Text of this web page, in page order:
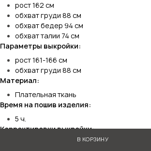
В КОРЗИНУ
рост 162 см
обхват груди 88 см
обхват бедер 94 см
обхват талии 74 см
Параметры выкройки:
рост 161-166 см
обхват груди 88 см
Материал:
Плательная ткань
Время на пошив изделия:
5 ч.
Корректировки выкройки:
Добавила 15 см длины Отказалась от